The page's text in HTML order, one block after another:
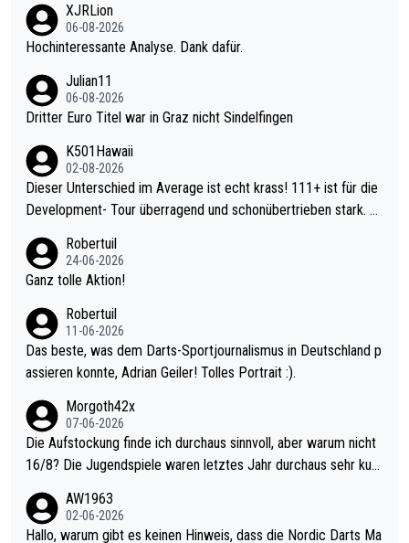
XJRLion
06-08-2026
Hochinteressante Analyse. Dank dafür.
Julian11
06-08-2026
Dritter Euro Titel war in Graz nicht Sindelfingen
K501Hawaii
02-08-2026
Dieser Unterschied im Average ist echt krass! 111+ ist für die
Development- Tour überragend und schonübertrieben stark. U
mal 40+ erst recht. Da gewinnst keinen Blumentopf - ist ja noc
h krasser wie ein Pokalspiel eines Kreisligisten vs einem Bund
Robertuil
24-06-2026
Ganz tolle Aktion!
Robertuil
11-06-2026
Das beste, was dem Darts-Sportjournalismus in Deutschland p
assieren konnte, Adrian Geiler! Tolles Portrait :).
Morgoth42x
07-06-2026
Die Aufstockung finde ich durchaus sinnvoll, aber warum nicht
16/8? Die Jugendspiele waren letztes Jahr durchaus sehr kurz
Allerdings ist Mitchell Lawrie als Nummer 1 der Welt eh qualifi
ziert. Somit ändert die automatische Qualifikation des Weltmei
AW1963
02-06-2026
Hallo, warum gibt es keinen Hinweis, dass die Nordic Darts Ma